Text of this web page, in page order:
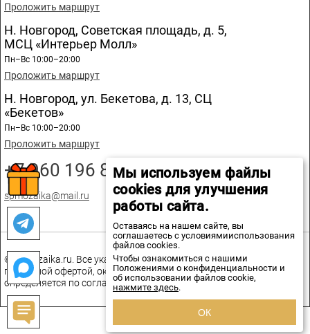
Проложить маршрут
Н. Новгород, Советская площадь, д. 5,
МСЦ «Интерьер Молл»
Пн–Вс 10:00–20:00
Проложить маршрут
Н. Новгород, ул. Бекетова, д. 13, СЦ
«Бекетов»
Пн–Вс 10:00–20:00
Проложить маршрут
+7 960 196 89 20
spmozaika@mail.ru
© spmozaika.ru. Все указанные на сайте цены не являются
публичной офертой, окончательная стоимость товаров
определяется по соглашению сторон.
Мы используем файлы
cookies для улучшения
работы сайта.
Оставаясь на нашем сайте, вы
соглашаетесь с условиямииспользования
файлов cookies.
Чтобы ознакомиться с нашими
Положениями о конфиденциальности и
об использовании файлов cookie,
нажмите здесь.
ОК